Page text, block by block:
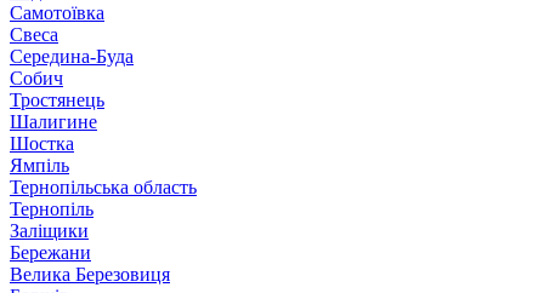
Самотоївка
Свеса
Середина-Буда
Собич
Тростянець
Шалигине
Шостка
Ямпіль
Тернопільська область
Тернопіль
Заліщики
Бережани
Велика Березовиця